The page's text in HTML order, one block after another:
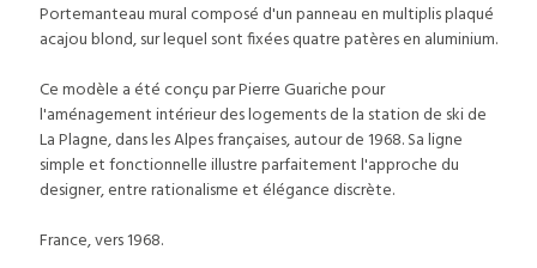
Portemanteau mural composé d'un panneau en multiplis plaqué
acajou blond, sur lequel sont fixées quatre patères en aluminium.
Ce modèle a été conçu par Pierre Guariche pour
l'aménagement intérieur des logements de la station de ski de
La Plagne, dans les Alpes françaises, autour de 1968. Sa ligne
simple et fonctionnelle illustre parfaitement l'approche du
designer, entre rationalisme et élégance discrète.
France, vers 1968.